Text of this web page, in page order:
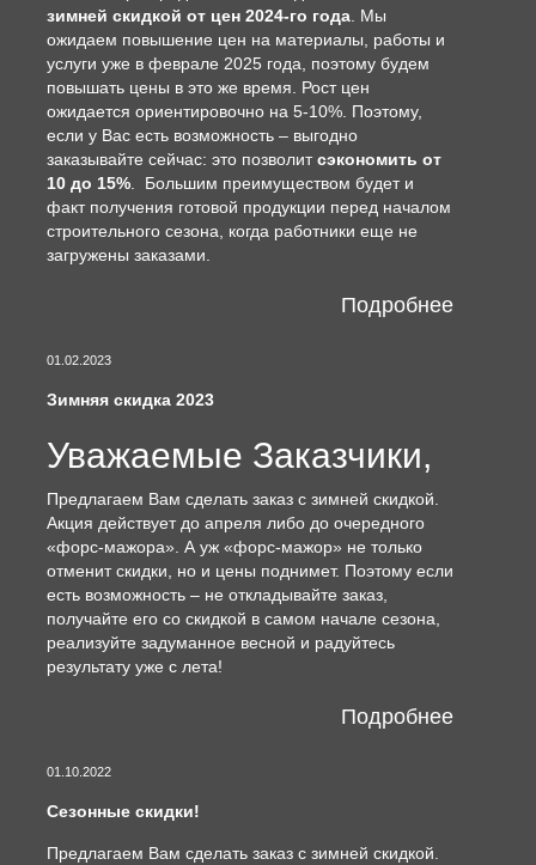
зимней скидкой от цен 2024-го года . Мы
ожидаем повышение цен на материалы, работы и
услуги уже в феврале 2025 года, поэтому будем
повышать цены в это же время. Рост цен
ожидается ориентировочно на 5-10%. Поэтому,
если у Вас есть возможность – выгодно
заказывайте сейчас: это позволитсэкономить от
10 до 15% . Большим преимуществом будет и
факт получения готовой продукции перед началом
строительного сезона, когда работники еще не
загружены заказами.
Подробнее
01.02.2023
Зимняя скидка 2023
Уважаемые Заказчики,
Предлагаем Вам сделать заказ с зимней скидкой.
Акция действует до апреля либо до очередного
«форс-мажора». А уж «форс-мажор» не только
отменит скидки, но и цены поднимет. Поэтому если
есть возможность – не откладывайте заказ,
получайте его со скидкой в самом начале сезона,
реализуйте задуманное весной и радуйтесь
результату уже с лета!
Подробнее
01.10.2022
Сезонные скидки!
Предлагаем Вам сделать заказ с зимней скидкой.